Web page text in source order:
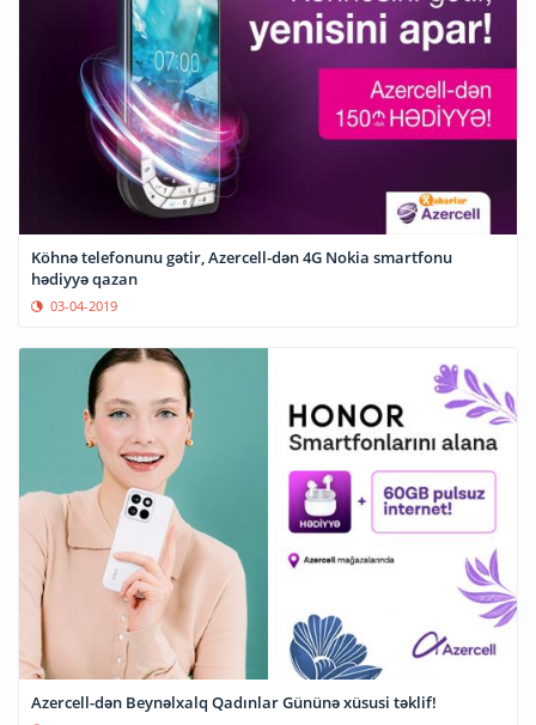
Köhnə telefonunu gətir, Azercell-dən 4G Nokia smartfonu
hədiyyə qazan
03-04-2019
Azercell-dən Beynəlxalq Qadınlar Gününə xüsusi təklif!